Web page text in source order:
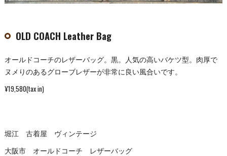
OLD COACH Leather Bag
オールドコーチのレザーバッグ。黒。人気の高いバケツ型。肉厚で
ヌメりのあるグローブレザーが非常に良い風合いです。
¥19,580(tax in)
堀江 古着屋 ヴィンテージ
大阪市 オールドコーチ レザーバッグ